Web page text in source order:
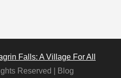
Falls: A Village For All
Reserved | Blog